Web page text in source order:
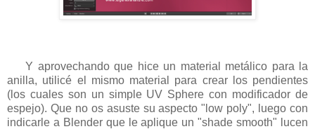
Y aprovechando que hice un material metálico para la
anilla, utilicé el mismo material para crear los pendientes
(los cuales son un simple UV Sphere con modificador de
espejo). Que no os asuste su aspecto "low poly", luego con
indicarle a Blender que le aplique un "shade smooth" lucen